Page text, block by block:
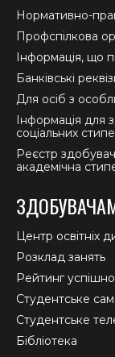
Нормативно-
Профспілкова
Інформація, що
Банківські
Для осіб з
Інформація для
соціальних
Реєстр
академічна
Центр освітніх
Розклад занять
Рейтинг
Студентське
Студентське
Бібліотека